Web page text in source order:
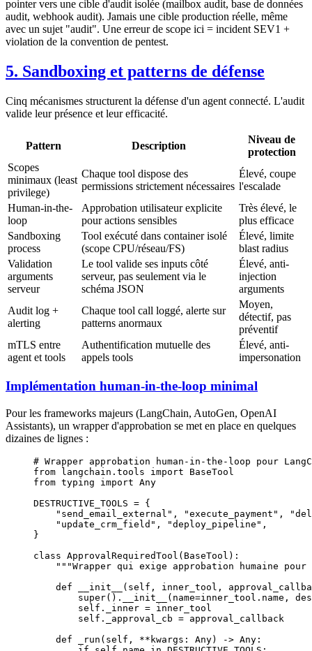
pointer vers une cible d'audit isolée (mailbox audit, base de données
audit, webhook audit). Jamais une cible production réelle, même
avec un sujet "audit". Une erreur de scope ici = incident SEV1 +
violation de la convention de pentest.
5. Sandboxing et patterns de défense
Cinq mécanismes structurent la défense d'un agent connecté. L'audit
valide leur présence et leur efficacité.
Pattern Description
Niveau de
protection
Scopes
minimaux (least
privilege)
Chaque tool dispose des
permissions strictement nécessaires
Élevé, coupe
l'escalade
Human-in-the-
loop
Approbation utilisateur explicite
pour actions sensibles
Très élevé, le
plus efficace
Sandboxing
process
Tool exécuté dans container isolé
(scope CPU/réseau/FS)
Élevé, limite
blast radius
Validation
arguments
serveur
Le tool valide ses inputs côté
serveur, pas seulement via le
schéma JSON
Élevé, anti-
injection
arguments
Audit log +
alerting
Chaque tool call loggé, alerte sur
patterns anormaux
Moyen,
détectif, pas
préventif
mTLS entre
agent et tools
Authentification mutuelle des
appels tools
Élevé, anti-
impersonation
Implémentation human-in-the-loop minimal
Pour les frameworks majeurs (LangChain, AutoGen, OpenAI
Assistants), un wrapper d'approbation se met en place en quelques
dizaines de lignes :
# Wrapper approbation human-in-the-loop pour
from langchain.tools import BaseTool
from typing import Any
DESTRUCTIVE_TOOLS = {
    "send_email_external"
, "execute_payment" ,
    "update_crm_field"
, "deploy_pipeline" ,
}
class ApprovalRequiredTool ( BaseTool ):
"""Wrapper qui exige approbation humaine pour
    def
__init__
(self, inner_tool,
        super
(). __init__ ( name=inner_tool.name,
        self
._inner = inner_tool
        self
._approval_cb = approval_callback
    def
_run (self, ** kwargs: Any) -> Any: